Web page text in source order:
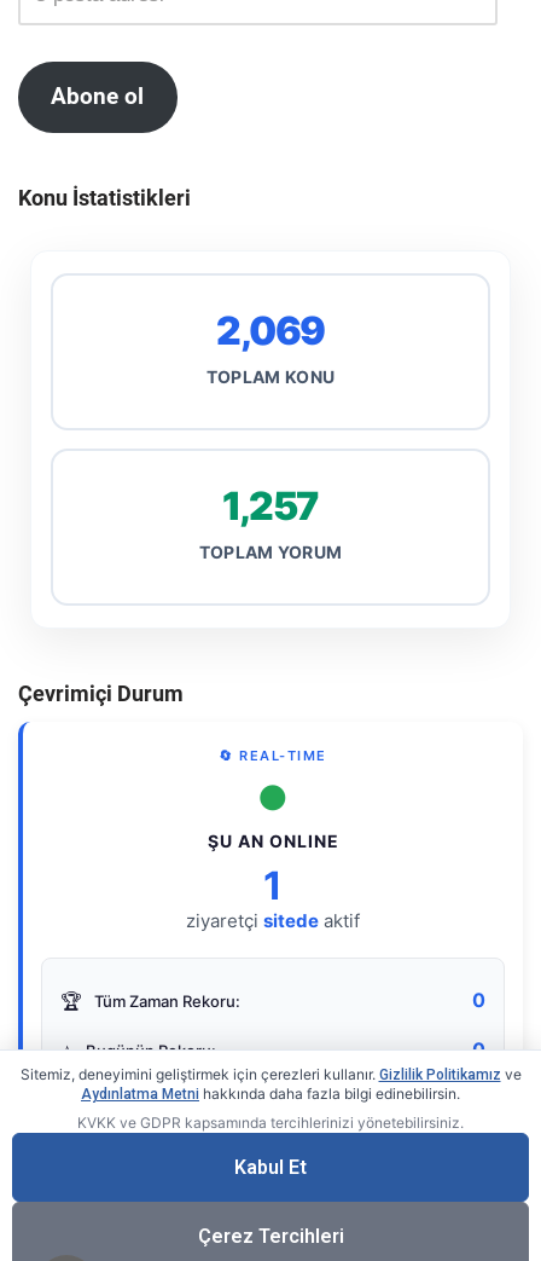
Abone ol
Konu İstatistikleri
2,069
TOPLAM KONU
1,257
TOPLAM YORUM
Çevrimiçi Durum
🔄 REAL-TIME
●
ŞU AN ONLINE
1
ziyaretçi sitede aktif
🏆 Tüm Zaman Rekoru: 0
⭐ Bugünün Rekoru: 0
Gerçek zamanlı sayaç
Sitemiz, deneyimini geliştirmek için çerezleri kullanır. Gizlilik Politikamız ve
Aydınlatma Metni hakkında daha fazla bilgi edinebilirsin.
KVKK ve GDPR kapsamında tercihlerinizi yönetebilirsiniz.
Kabul Et
Çerez Tercihleri